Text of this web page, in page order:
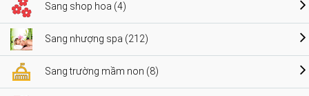
Sang shop hoa (4)
Sang nhượng spa (212)
Sang trường mầm non (8)